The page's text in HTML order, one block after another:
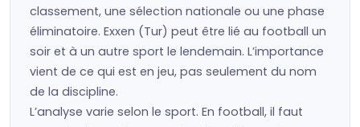
classement, une sélection nationale ou une phase
éliminatoire. Exxen (Tur) peut être lié au football un
soir et à un autre sport le lendemain. L’importance
vient de ce qui est en jeu, pas seulement du nom
de la discipline.
L’analyse varie selon le sport. En football, il faut